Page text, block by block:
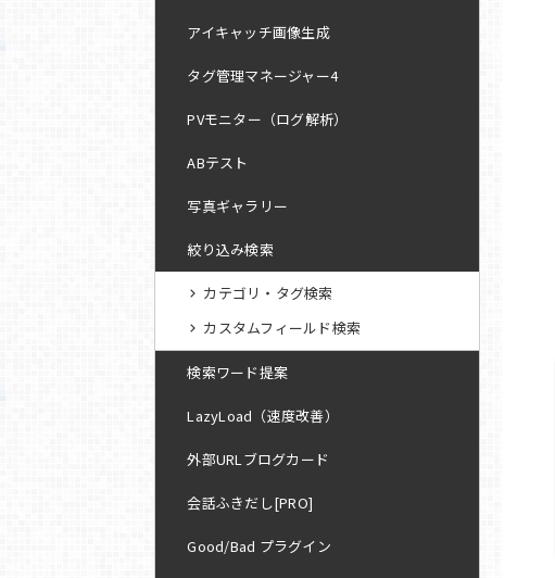
アイキャッチ画像生成
タグ管理マネージャー4
PVモニター（ログ解析）
ABテスト
写真ギャラリー
絞り込み検索
カテゴリ・タグ検索
カスタムフィールド検索
検索ワード提案
LazyLoad（速度改善）
外部URLブログカード
会話ふきだし[PRO]
Good/Bad プラグイン